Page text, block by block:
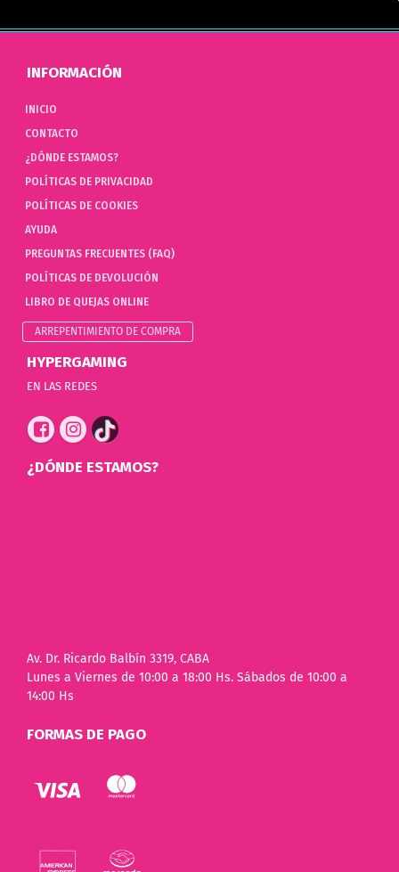
INFORMACIÓN
INICIO
CONTACTO
¿DÓNDE ESTAMOS?
POLÍTICAS DE PRIVACIDAD
POLÍTICAS DE COOKIES
AYUDA
PREGUNTAS FRECUENTES (FAQ)
POLÍTICAS DE DEVOLUCIÓN
LIBRO DE QUEJAS ONLINE
ARREPENTIMIENTO DE COMPRA
HYPERGAMING
EN LAS REDES
¿DÓNDE ESTAMOS?
Av. Dr. Ricardo Balbín 3319, CABA
Lunes a Viernes de 10:00 a 18:00 Hs. Sábados de 10:00 a
14:00 Hs
FORMAS DE PAGO